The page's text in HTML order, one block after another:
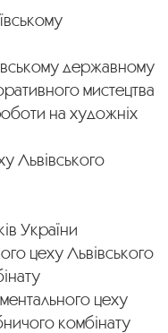
державному
мистецтва
на художніх
Львівського
України
цеху Львівського
цеху
комбінату